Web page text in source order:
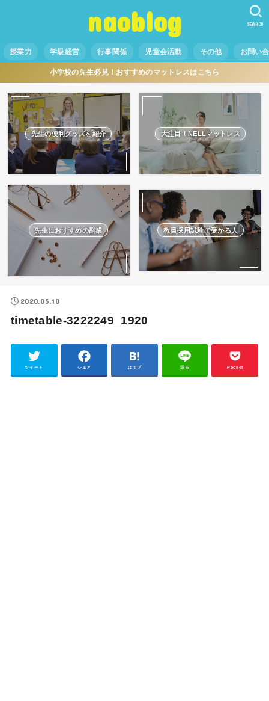
naoblog
授業力 学級経営 行事関係 児童会活動 その他 お問い
SEARCH
小学校の先生必見！おすすめのマットレスはこちら
先生の便利グッズを紹介 大注目！NELLマットレス
先生におすすめの副業 教員採用試験で受かる人
2020.05.10
timetable-3222249_1920
ツイート シェア はてブ 送る Pocket